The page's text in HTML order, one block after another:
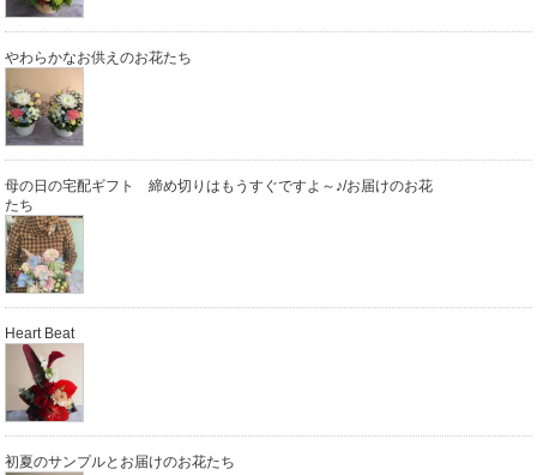
やわらかなお供えのお花たち
母の日の宅配ギフト 締め切りはもうすぐですよ～♪/お届けのお花
たち
Heart Beat
初夏のサンプルとお届けのお花たち